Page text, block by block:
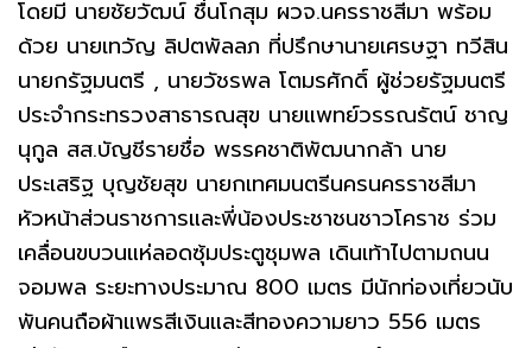
โดยมี นายชัยวัฒน์ ชื่นโกสุม ผวจ.นครราชสีมา พร้อม
ด้วย นายเทวัญ ลิปตพัลลภ ที่ปรึกษานายเศรษฐา ทวีสิน
นายกรัฐมนตรี , นายวัชรพล โตมรศักดิ์ ผู้ช่วยรัฐมนตรี
ประจำกระทรวงสาธารณสุข นายแพทย์วรรณรัตน์ ชาญ
นุกูล สส.บัญชีรายชื่อ พรรคชาติพัฒนากล้า นาย
ประเสริฐ บุญชัยสุข นายกเทศมนตรีนครนครราชสีมา
หัวหน้าส่วนราชการและพี่น้องประชาชนชาวโคราช ร่วม
เคลื่อนขบวนแห่ลอดซุ้มประตูชุมพล เดินเท้าไปตามถนน
จอมพล ระยะทางประมาณ 800 เมตร มีนักท่องเที่ยวนับ
พันคนถือผ้าแพรสีเงินและสีทองความยาว 556 เมตร